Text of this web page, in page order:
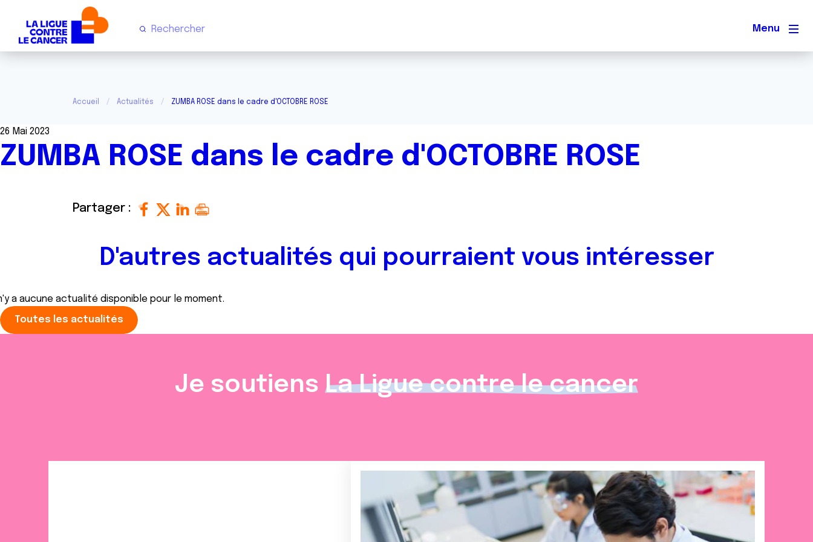
Menu
Accueil Actualités ZUMBA ROSE dans le cadre d'OCTOBRE ROSE
26 Mai 2023
ZUMBA ROSE dans le cadre d'OCTOBRE ROSE
Partager :
D'autres actualités qui pourraient vous intéresser
a aucune actualité disponible pour le moment.
Toutes les actualités
Je soutiens La Ligue contre le cancer